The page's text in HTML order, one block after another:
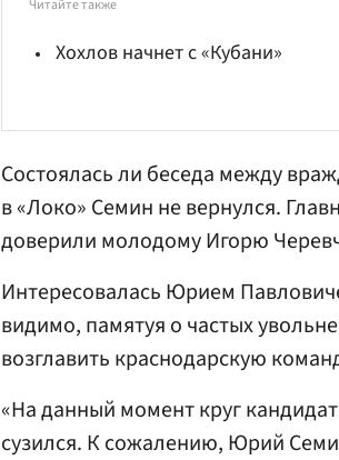
Читайте также
Хохлов начнет с «Кубани»
Состоялась ли беседа между
в «Локо» Семин не вернулся.
доверили молодомуИгорю
Интересовалась Юрием
видимо, памятуя о частых
возглавить краснодарскую
«На данный момент круг
сузился. К сожалению, Юрий